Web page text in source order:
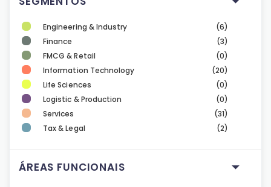
Engineering & Industry
(6)
Finance
(3)
FMCG & Retail
(0)
Information Technology
(20)
Life Sciences
(0)
Logistic & Production
(0)
Services
(31)
Tax & Legal
(2)
ÁREAS FUNCIONAIS